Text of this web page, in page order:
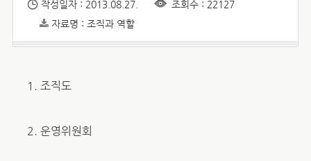
작성일자 : 2013.08.27.
조회수 : 22127
자료명 : 조직과 역할
1. 조직도
2. 운영위원회